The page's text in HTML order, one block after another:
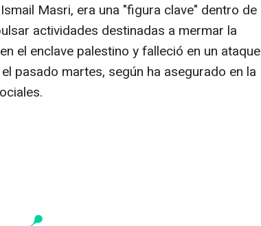
Masri, era una "figura clave" dentro de
actividades destinadas a mermar la
el enclave palestino y falleció en un ataque
pasado martes, según ha asegurado en la